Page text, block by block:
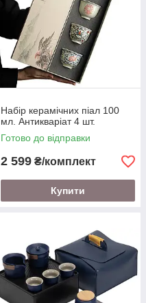
Набір керамічних піал 100
мл. Антикваріат 4 шт.
Готово до відправки
2 599 ₴/комплект
Купити